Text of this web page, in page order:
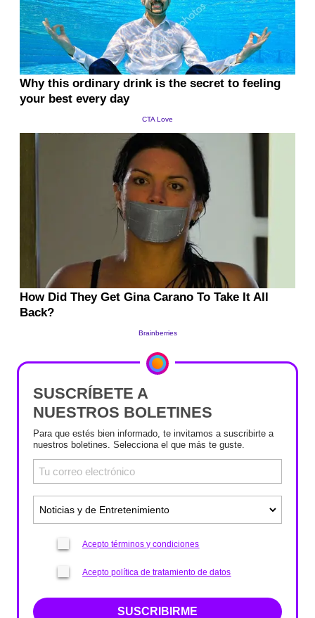
SUSCRÍBETE A
NUESTROS BOLETINES
Para que estés bien informado, te invitamos a suscribirte a
nuestros boletines. Selecciona el que más te guste.
Acepto términos y condiciones
Acepto política de tratamiento de datos
SUSCRIBIRME